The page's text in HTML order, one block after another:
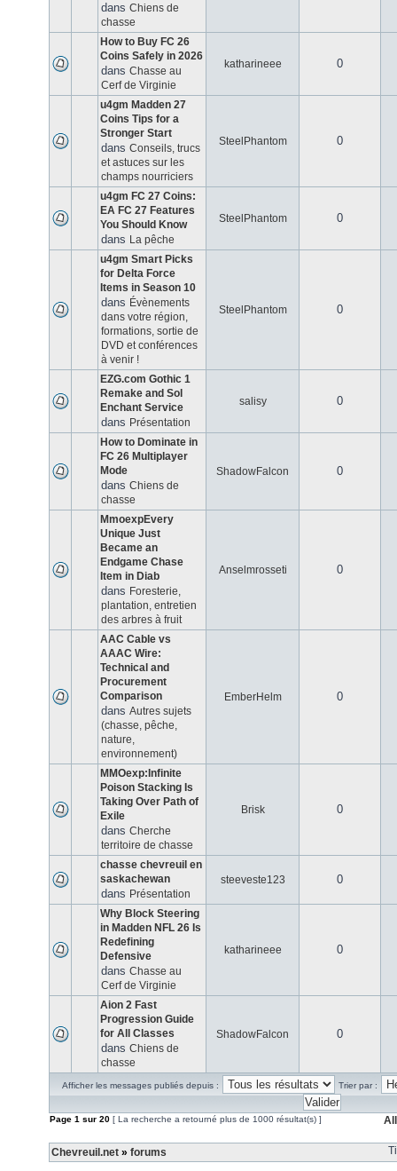
dans Chiens de
chasse
How to Buy FC 26
Coins Safely in 2026
dans Chasse au
Cerf de Virginie
katharineee 0
u4gm Madden 27
Coins Tips for a
Stronger Start
dans Conseils, trucs
et astuces sur les
champs nourriciers
SteelPhantom 0
u4gm FC 27 Coins:
EA FC 27 Features
You Should Know
dans La pêche
SteelPhantom 0
u4gm Smart Picks
for Delta Force
Items in Season 10
dans Évènements
dans votre région,
formations, sortie de
DVD et conférences
à venir !
SteelPhantom 0
EZG.com Gothic 1
Remake and Sol
Enchant Service
dans Présentation
salisy 0
How to Dominate in
FC 26 Multiplayer
Mode
dans Chiens de
chasse
ShadowFalcon 0
MmoexpEvery
Unique Just
Became an
Endgame Chase
Item in Diab
dans Foresterie,
plantation, entretien
des arbres à fruit
Anselmrosseti 0
AAC Cable vs
AAAC Wire:
Technical and
Procurement
Comparison
dans Autres sujets
(chasse, pêche,
nature,
environnement)
EmberHelm 0
MMOexp:Infinite
Poison Stacking Is
Taking Over Path of
Exile
dans Cherche
territoire de chasse
Brisk 0
chasse chevreuil en
saskachewan
dans Présentation
steeveste123 0
Why Block Steering
in Madden NFL 26 Is
Redefining
Defensive
dans Chasse au
Cerf de Virginie
katharineee 0
Aion 2 Fast
Progression Guide
for All Classes
dans Chiens de
chasse
ShadowFalcon 0
Afficher les messages publiés depuis : Trier par :
Page 1 sur 20 [ La recherche a retourné plus de 1000 résultat(s) ]
Chevreuil.net » forums